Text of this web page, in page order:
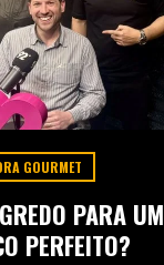
GOURMET
PARA UM
PERFEITO?